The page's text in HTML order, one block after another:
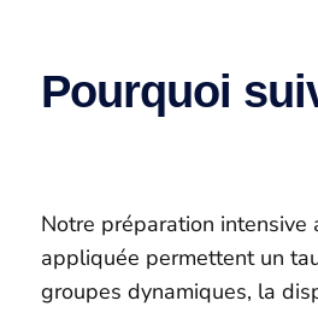
Pourquoi
Notre préparation intensive
appliquée permettent un
groupes dynamiques, la